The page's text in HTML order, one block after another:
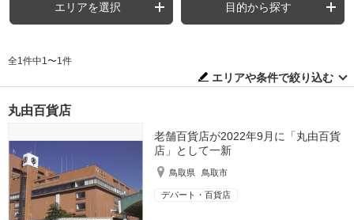
エリアを選択 目的から探す
全1件中1〜1件
エリアや条件で絞り込む
丸由百貨店
老舗百貨店が2022年9月に「丸由百貨
店」として一新
鳥取県 鳥取市
デパート・百貨店